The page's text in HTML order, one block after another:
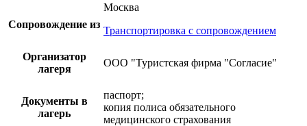
Сопровождение из
Москва
Транспортировка с сопровождением
Организатор
лагеря
ООО "Туристская фирма "Согласие"
Документы в
лагерь
паспорт;
копия полиса обязательного
медицинского страхования